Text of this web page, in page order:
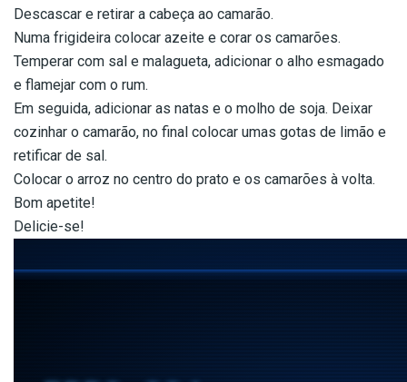
Descascar e retirar a cabeça ao camarão.
Numa frigideira colocar azeite e corar os camarões.
Temperar com sal e malagueta, adicionar o alho esmagado
e flamejar com o rum.
Em seguida, adicionar as natas e o molho de soja. Deixar
cozinhar o camarão, no final colocar umas gotas de limão e
retificar de sal.
Colocar o arroz no centro do prato e os camarões à volta.
Bom apetite!
Delicie-se!